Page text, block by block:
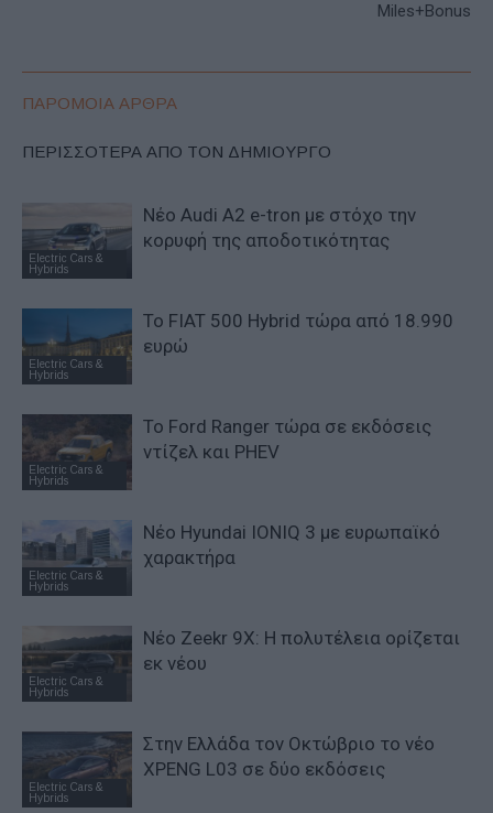
Miles+Bonus
ΠΑΡΟΜΟΙΑ ΑΡΘΡΑ
ΠΕΡΙΣΣΟΤΕΡΑ ΑΠΟ ΤΟΝ ΔΗΜΙΟΥΡΓΟ
Electric Cars &
Hybrids
Νέο Audi A2 e-tron με στόχο την
κορυφή της αποδοτικότητας
Electric Cars &
Hybrids
Το FIAT 500 Hybrid τώρα από 18.990
ευρώ
Electric Cars &
Hybrids
Το Ford Ranger τώρα σε εκδόσεις
ντίζελ και PHEV
Electric Cars &
Hybrids
Νέο Hyundai IONIQ 3 με ευρωπαϊκό
χαρακτήρα
Electric Cars &
Hybrids
Νέο Zeekr 9X: Η πολυτέλεια ορίζεται
εκ νέου
Electric Cars &
Hybrids
Στην Ελλάδα τον Οκτώβριο το νέο
XPENG L03 σε δύο εκδόσεις